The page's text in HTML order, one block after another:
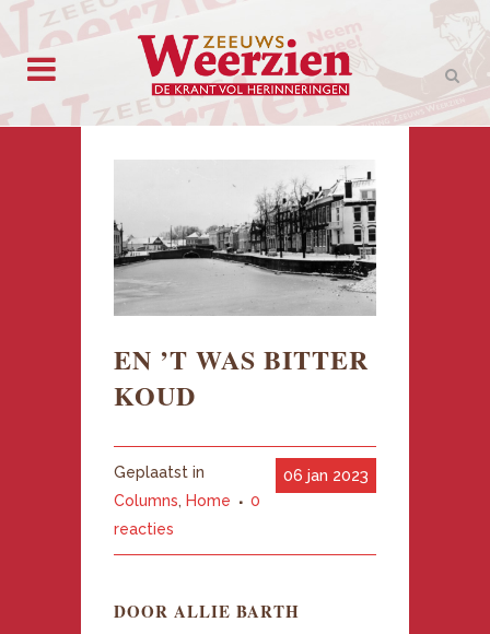
EN ’T WAS BITTER
KOUD
06 jan 2023
Geplaatst in
Columns, Home
0
reacties
DOOR ALLIE BARTH